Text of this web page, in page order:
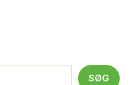
SØG